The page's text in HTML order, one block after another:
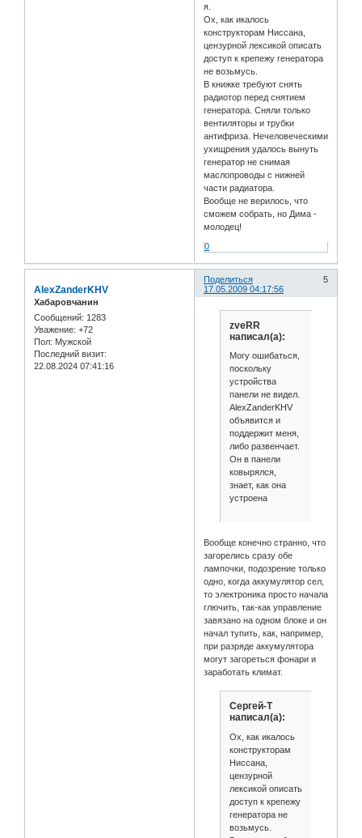
я.
Ох, как икалось
конструкторам Ниссана,
цензурной лексикой описать
доступ к крепежу генератора
не возьмусь.
В книжке требуют снять
радиотор перед снятием
генератора. Сняли только
вентиляторы и трубки
антифриза. Нечеловеческими
ухищрения удалось вынуть
генератор не снимая
маслопроводы с нижней
части радиатора.
Вообще не верилось, что
сможем собрать, но Дима -
молодец!
0
Поделиться
5
17.05.2009 04:17:56
AlexZanderKHV
Хабаровчанин
Сообщений: 1283
Уважение: +72
Пол: Мужской
Последний визит:
22.08.2024 07:41:16
zveRR
написал(а):
Могу ошибаться,
поскольку
устройства
панели не видел.
AlexZanderKHV
объявится и
поддержит меня,
либо развенчает.
Он в панели
ковырялся,
знает, как она
устроена
Вообще конечно странно, что
загорелись сразу обе
лампочки, подозрение только
одно, когда аккумулятор сел,
то электроника просто начала
глючить, так-как управление
завязано на одном блоке и он
начал тупить, как, например,
при разряде аккумулятора
могут загореться фонари и
заработать климат.
Сергей-Т
написал(а):
Ох, как икалось
конструкторам
Ниссана,
цензурной
лексикой описать
доступ к крепежу
генератора не
возьмусь.